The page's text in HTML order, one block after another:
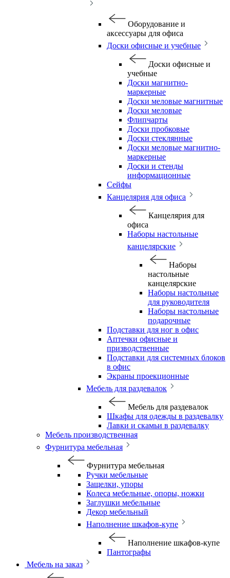
Оборудование и
аксессуары для офиса
Доски офисные и учебные
Доски офисные и
учебные
Доски магнитно-
маркерные
Доски меловые магнитные
Доски меловые
Флипчарты
Доски пробковые
Доски стеклянные
Доски меловые магнитно-
маркерные
Доски и стенды
информационные
Сейфы
Канцелярия для офиса
Канцелярия для
офиса
Наборы настольные
канцелярские
Наборы
настольные
канцелярские
Наборы настольные
для руководителя
Наборы настольные
подарочные
Подставки для ног в офис
Аптечки офисные и
призводственные
Подставки для системных блоков
в офис
Экраны проекционные
Мебель для раздевалок
Мебель для раздевалок
Шкафы для одежды в раздевалку
Лавки и скамьи в раздевалку
Мебель производственная
Фурнитура мебельная
Фурнитура мебельная
Ручки мебельные
Защелки, упоры
Колеса мебельные, опоры, ножки
Заглушки мебельные
Декор мебельный
Наполнение шкафов-купе
Наполнение шкафов-купе
Пантографы
Мебель на заказ